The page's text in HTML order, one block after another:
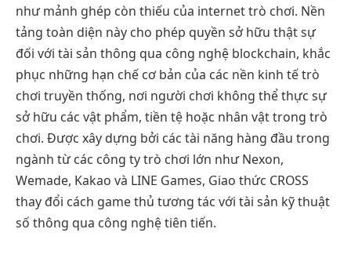
như mảnh ghép còn thiếu của internet trò chơi. Nền
tảng toàn diện này cho phép quyền sở hữu thật sự
đối với tài sản thông qua công nghệ blockchain, khắc
phục những hạn chế cơ bản của các nền kinh tế trò
chơi truyền thống, nơi người chơi không thể thực sự
sở hữu các vật phẩm, tiền tệ hoặc nhân vật trong trò
chơi. Được xây dựng bởi các tài năng hàng đầu trong
ngành từ các công ty trò chơi lớn như Nexon,
Wemade, Kakao và LINE Games, Giao thức CROSS
thay đổi cách game thủ tương tác với tài sản kỹ thuật
số thông qua công nghệ tiên tiến.